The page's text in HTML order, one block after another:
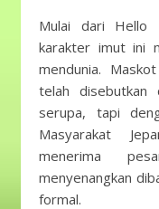
Mulai dari Hello
karakter imut ini
mendunia.
telah disebutkan
serupa, tapi
Masyarakat
menerima
menyenangkan
formal.